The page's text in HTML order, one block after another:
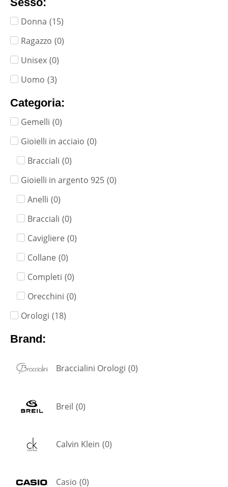
Donna (15)
Ragazzo (0)
Unisex (0)
Uomo (3)
Categoria:
Gemelli (0)
Gioielli in acciaio (0)
Bracciali (0)
Gioielli in argento 925 (0)
Anelli (0)
Bracciali (0)
Cavigliere (0)
Collane (0)
Completi (0)
Orecchini (0)
Orologi (18)
Brand:
Braccialini Orologi (0)
Breil (0)
Calvin Klein (0)
Casio (0)